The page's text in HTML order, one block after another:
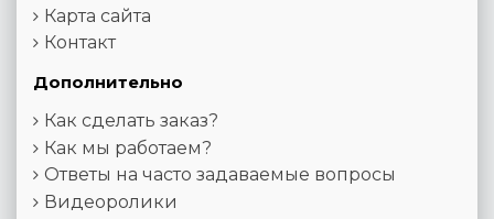
Карта сайта
Контакт
Дополнительно
Как сделать заказ?
Как мы работаем?
Ответы на часто задаваемые вопросы
Видеоролики